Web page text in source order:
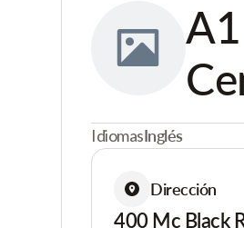
IdiomasInglés
Dirección
400 Mc Black